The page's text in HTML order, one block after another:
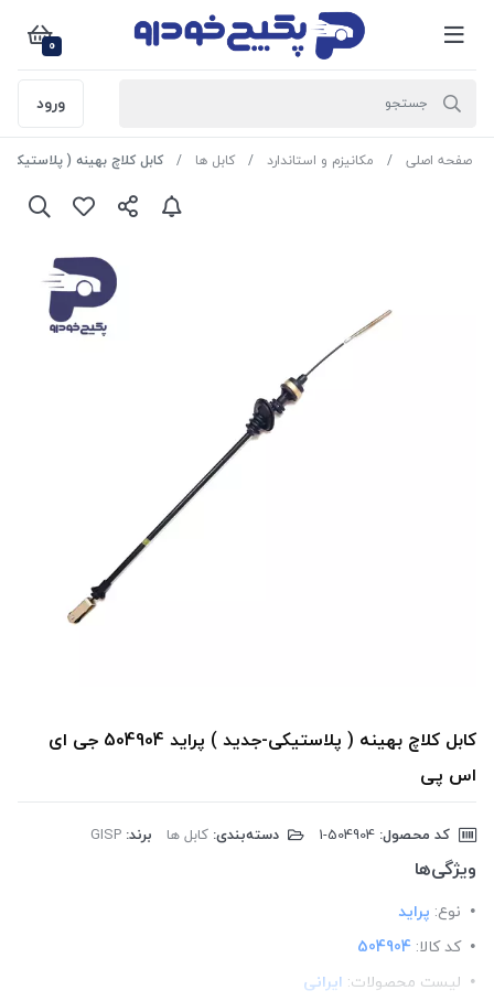
0
ورود
صفحه اصلی مکانیزم و استاندارد کابل ها کابل کلاچ بهینه ( پلاستیکی-جدید ) پراید
کابل کلاچ بهینه ( پلاستیکی-جدید ) پراید 504904 جی ای
اس پی
کد محصول: دسته‌بندی: کابل ها برند: GISP
ویژگی‌ها
نوع: پراید
کد کالا: 504904
لیست محصولات: ایرانی